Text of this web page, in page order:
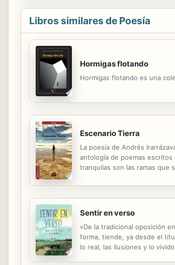
Libros similares de Poesía
Hormigas flotando
Hormigas flotando es una
Escenario Tierra
La poesía de Andrés
antología de poemas escritos
tranquilas son las ramas que
Sentir en verso
«De la tradicional oposición
forma, tiende, ya desde el
lo real, las ilusiones y lo